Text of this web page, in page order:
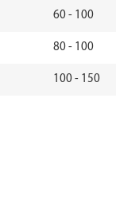
60 - 100
80 - 100
100 - 150